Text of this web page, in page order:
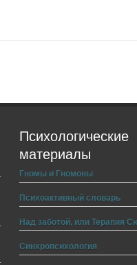
Психологические
материалы
Гномы и Гномоны
Психоактивный словарь
Над заботой, или Терапия
Синхропсихология